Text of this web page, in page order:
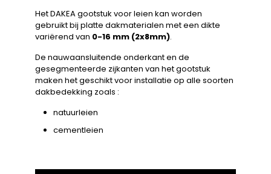
Het DAKEA gootstuk voor leien kan worden
gebruikt bij platte dakmaterialen met een dikte
variërend van 0-16 mm (2x8mm).
De nauwaansluitende onderkant en de
gesegmenteerde zijkanten van het gootstuk
maken het geschikt voor installatie op alle soorten
dakbedekking zoals :
natuurleien
cementleien